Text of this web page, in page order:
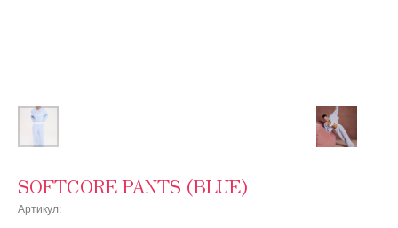
SOFTCORE PANTS (BLUE)
Артикул: